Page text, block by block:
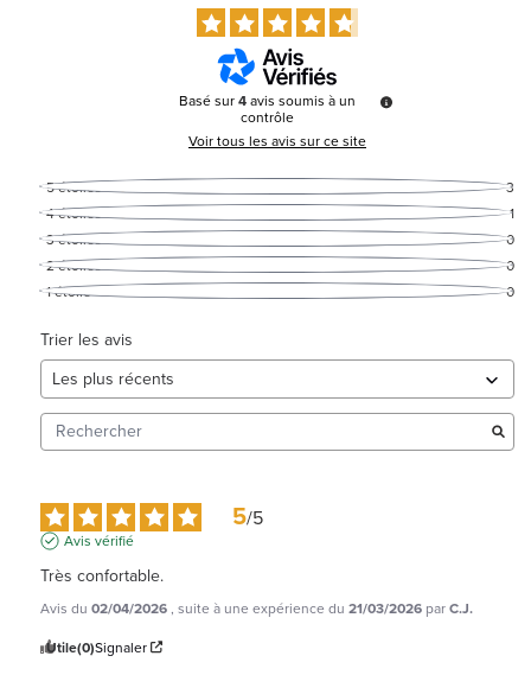
Basé sur4avis soumis à un
contrôle
Voir tous les avis sur ce site
5étoiles
3
4étoiles
1
3étoiles
0
2étoiles
0
1étoile 0
Trier les avis
5/5
Avis vérifié
Très confortable.
Avis du 02/04/2026, suite à une expérience du 21/03/2026 parC.J.
Utile(0)Signaler